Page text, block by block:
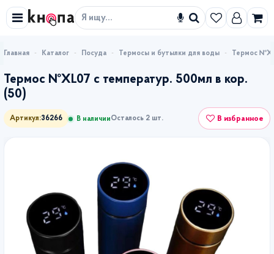
Искать
Каталог Посуда Термосы и бутылки для воды Термос
Термос №XL07 с температур. 500мл в кор.
(50)
Артикул:36266 В наличииОсталось 2 шт. В избранное